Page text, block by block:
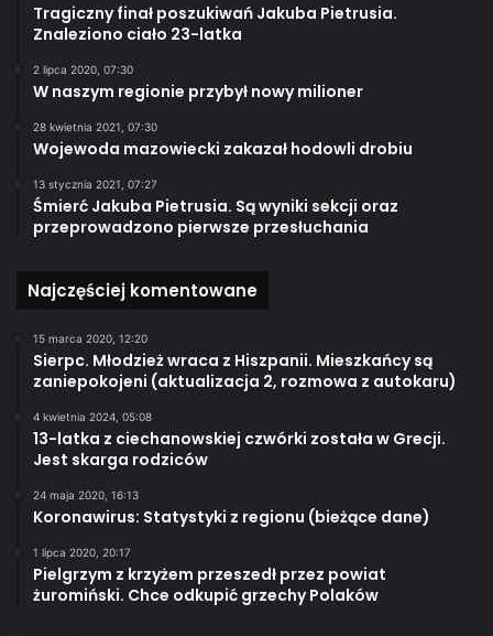
Tragiczny finał poszukiwań Jakuba Pietrusia.
Znaleziono ciało 23-latka
2 lipca 2020, 07:30
W naszym regionie przybył nowy milioner
28 kwietnia 2021, 07:30
Wojewoda mazowiecki zakazał hodowli drobiu
13 stycznia 2021, 07:27
Śmierć Jakuba Pietrusia. Są wyniki sekcji oraz
przeprowadzono pierwsze przesłuchania
Najczęściej komentowane
15 marca 2020, 12:20
Sierpc. Młodzież wraca z Hiszpanii. Mieszkańcy są
zaniepokojeni (aktualizacja 2, rozmowa z autokaru)
4 kwietnia 2024, 05:08
13-latka z ciechanowskiej czwórki została w Grecji.
Jest skarga rodziców
24 maja 2020, 16:13
Koronawirus: Statystyki z regionu (bieżące dane)
1 lipca 2020, 20:17
Pielgrzym z krzyżem przeszedł przez powiat
żuromiński. Chce odkupić grzechy Polaków